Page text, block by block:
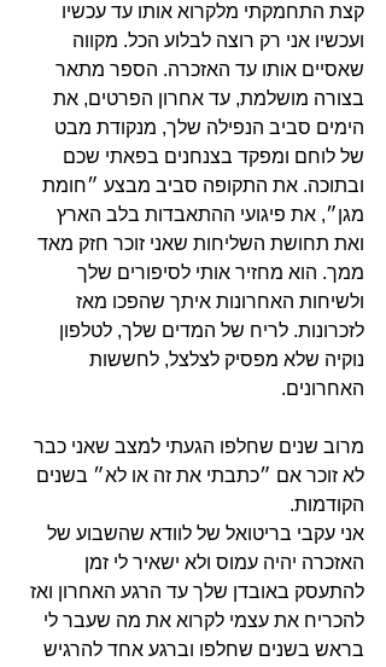
קצת התחמקתי מלקרוא אותו עד עכשיו
ועכשיו אני רק רוצה לבלוע הכל. מקווה
שאסיים אותו עד האזכרה. הספר מתאר
בצורה מושלמת, עד אחרון הפרטים, את
הימים סביב הנפילה שלך, מנקודת מבט
של לוחם ומפקד בצנחנים בפאתי שכם
ובתוכה. את התקופה סביב מבצע ״חומת
מגן״, את פיגועי ההתאבדות בלב הארץ
ואת תחושת השליחות שאני זוכר חזק מאד
ממך. הוא מחזיר אותי לסיפורים שלך
ולשיחות האחרונות איתך שהפכו מאז
לזכרונות. לריח של המדים שלך, לטלפון
נוקיה שלא מפסיק לצלצל, לחששות
האחרונים.
מרוב שנים שחלפו הגעתי למצב שאני כבר
לא זוכר אם ״כתבתי את זה או לא״ בשנים
הקודמות.
אני עקבי בריטואל של לוודא שהשבוע של
האזכרה יהיה עמוס ולא ישאיר לי זמן
להתעסק באובדן שלך עד הרגע האחרון ואז
להכריח את עצמי לקרוא את מה שעבר לי
בראש בשנים שחלפו וברגע אחד להרגיש